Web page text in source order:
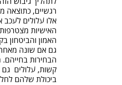
רגשיים, כתוצאה
אלו עלולים לעכב
האישיות
האמון והביטחון
גם אם שונה
הבחירות בחייהם.
קשות, עלולים גם
ביכולת שלהם